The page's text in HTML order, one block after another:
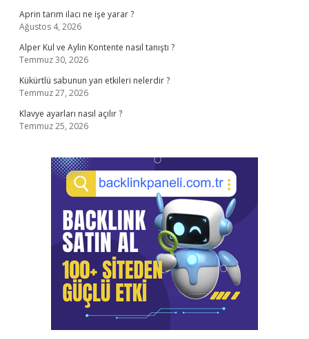
Aprin tarım ilacı ne işe yarar ?
Ağustos 4, 2026
Alper Kul ve Aylin Kontente nasıl tanıştı ?
Temmuz 30, 2026
Kükürtlü sabunun yan etkileri nelerdir ?
Temmuz 27, 2026
Klavye ayarları nasıl açılır ?
Temmuz 25, 2026